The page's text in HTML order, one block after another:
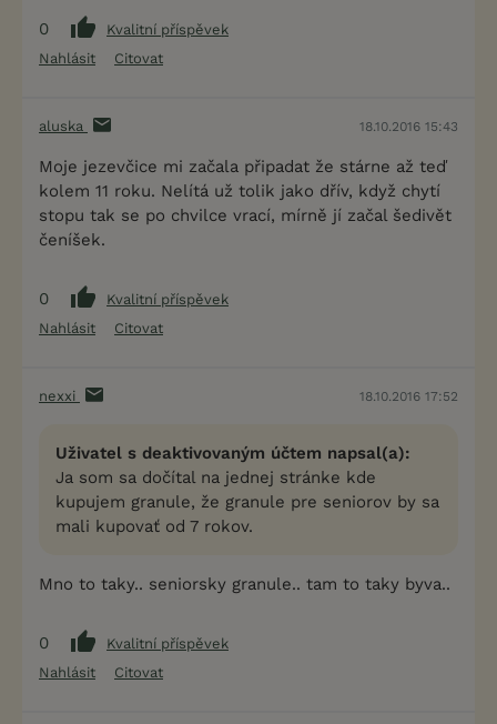
0
Kvalitní příspěvek
Nahlásit
Citovat
aluska 18.10.2016 15:43
Moje jezevčice mi začala připadat že stárne až teď
kolem 11 roku. Nelítá už tolik jako dřív, když chytí
stopu tak se po chvilce vrací, mírně jí začal šedivět
čeníšek.
0
Kvalitní příspěvek
Nahlásit
Citovat
nexxi 18.10.2016 17:52
Uživatel s deaktivovaným účtem napsal(a):
Ja som sa dočítal na jednej stránke kde
kupujem granule, že granule pre seniorov by sa
mali kupovať od 7 rokov.
Mno to taky.. seniorsky granule.. tam to taky byva..
0
Kvalitní příspěvek
Nahlásit
Citovat